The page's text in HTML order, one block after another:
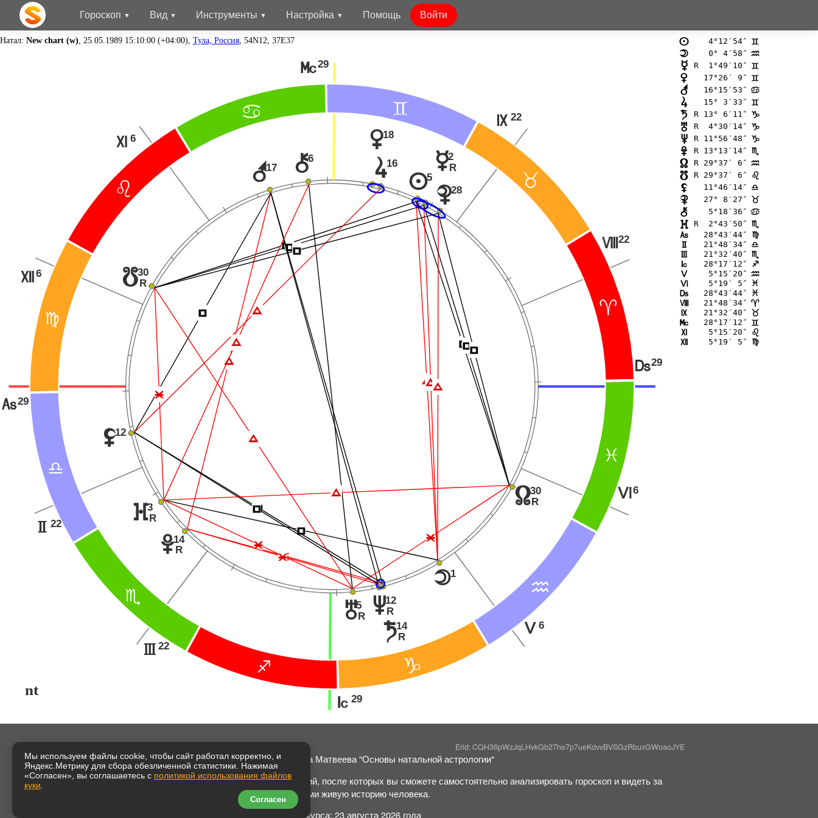
Гороскоп Вид Инструменты Настройка Помощь Войти
Натал: New chart (w) , 25.05.1989 15:10:00 (+04:00), Тула, Россия , 54N12, 37E37
;
<
>
?
@
A
B
C D
E
F
29
G
22
H
22
I
29
J
6
K
6
L
29
M
22
N
22
O
29
P
6
Q
6
R
{28
p2
R
n5
s16
q18
|6
r17
y30
R
z12
}3
R
w14
R
u5
R
v12
R
t14
R
o1
x30
R
Ï
Í
Í
ÏÏ
Í
Í
Í
Ï
Í Ï
Ë
Í
Ë
Ï
Ë
Ë
Í
Í
Ï
Í
Ë
Ï
nt
n 4°12′54″ =
o 0° 4′58″ E
p R  1°49′10″ =
q 17°26′ 9″ =
r 16°15′53″ >
s 15° 3′33″ =
t R 13° 6′11″ D
u R  4°30′14″ D
v R 11°56′48″ D
w R 13°13′14″ B
x R 29°37′ 6″ E
y R 29°37′ 6″ ?
z 11°46′14″ A
{ 27° 8′27″ <
| 5°18′36″ >
} R  2°43′50″ B
G 28°43′44″ @
H 21°48′34″ A
I 21°32′40″ B
J 28°17′12″ C
K 5°15′20″ E
L 5°19′ 5″ F
M 28°43′44″ F
N 21°48′34″ ;
O 21°32′40″ <
P 28°17′12″ =
Q 5°15′20″ ?
R 5°19′ 5″ @
Erid: CQH36pWzJqLHvkGb27he7p7ueKdvvBVSGzRbuxGWoaoJYE
Светлана Матвеева "Основы натальной астрологии"
40 занятий, после которых вы сможете самостоятельно анализировать гороскоп и видеть за
символами живую историю человека.
Начало курса: 23 августа 2026 года
Мы используем файлы cookie, чтобы сайт работал корректно, и
Яндекс.Метрику для сбора обезличенной статистики. Нажимая
«Согласен», вы соглашаетесь с политикой использования файлов
куки
Согласен